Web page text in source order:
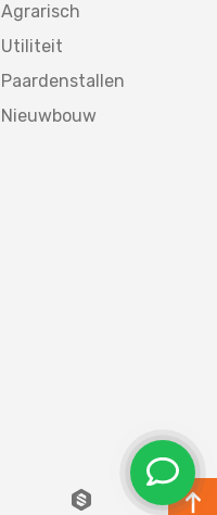
Agrarisch
Utiliteit
Paardenstallen
Nieuwbouw